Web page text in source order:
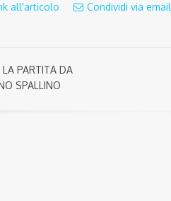
all'articolo Condividi via email
PARTITA DA
SPALLINO